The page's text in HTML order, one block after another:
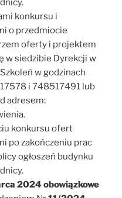
konkursu i
o przedmiocie
oferty i projektem
w siedzibie Dyrekcji w
w godzinach
i 748517491 lub
adresem:
konkursu ofert
po zakończeniu prac
ogłoszeń budynku
2024 obowiązkowe